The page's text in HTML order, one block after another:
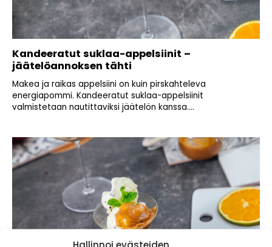
Kandeeratut suklaa-appelsiinit –
jäätelöannoksen tähti
Makea ja raikas appelsiini on kuin pirskahteleva
energiapommi. Kandeeratut suklaa-appelsiinit
valmistetaan nautittaviksi jäätelön kanssa....